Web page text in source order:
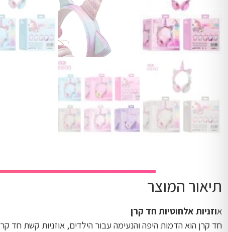
תיאור המוצר
אוזניות אלחוטיות חד קרן
חד קרן הוא הדמות היפה והנעימה עבור הילדים, אוזניות קשת